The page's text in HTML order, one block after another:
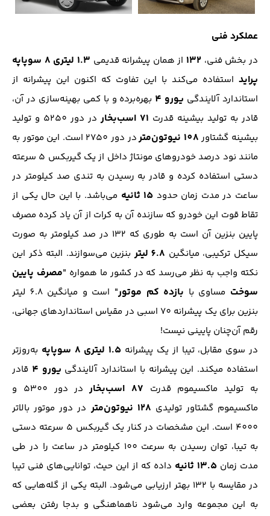
عملکرد فنی
در بخش فنی، 132از همان پیشرانه قدیمی
1.3 لیتری 8 سوپاپه
پراید استفاده می‌کند با این تفاوت که اکنون این پیشرانه از
استاندارد آلایندگی یورو 4
بهره‌برده و با کمی بهینه‌سازی در آن،
قادر به تولید بیشینه قدرت 71 اسب‌بخار
در دور 5250 و تولید
بیشینه گشتاور108 نیوتون‌متر
در دور 2750 است. این موتور به
مانند نود درصد‌ خودرو‌های مونتاژ داخل از یک گیربکس 5 سرعته
دستی استفاده کرده و قادر به رسیدن به تندی صد کیلومتر در
ساعت در مدت زمان حدود 15 ثانیه
می‌باشد. با این حال یکی از
تقاط قوت این خودرو که سازنده آن به کرات از آن یاد کرده مصرف
پایین بنزین آن است به طوری که 132 در صد کیلومتر به صورت
سیکل ترکیبی، میانگین 6.8 لیتر
بنزین می‌سوازند. البته ذکر این
نکته واجب به نظر می‌رسد که در کشور ما همواره "مصرف پایین
سوخت مساوی با بازده کم موتور
" است و میانگین 6.8 لیتر
بنزین برای یک پیشرانه 70 اسبی در مقیاس استاندارد‌های جهانی،
رقم آن‌چنان پایینی نیست!
در سوی مقابل، تیبا از یک پیشرانه 1.5 لیتری 8 سوپاپه
به‌روز‌تر
استفاده میکند. این پیشرانه با استاندارد آلایندگی یورو 4
قادر
به تولید ماکسیموم قدرت 87 اسب‌بخار
در دور 5300 و
ماکسیموم گشتاور تولیدی 128 نیوتون‌متر
در دور موتور بالاتر
4000 است. این مشخصات در کنار یک گیربکس 5 سرعته دستی
به تیبا، توان رسیدن به سرعت 100 کیلومتر در ساعت را در طی
مدت زمان 13.5 ثانیه
داده‌ که از این حیث، توانایی‌های فنی تیبا
در مقایسه با 132 بهتر ارزیابی می‌شود. البته یکی از گله‌هایی که
به این مجموعه وارد می‌شود ناهماهنگی و بد‌جا رفتن بعضی